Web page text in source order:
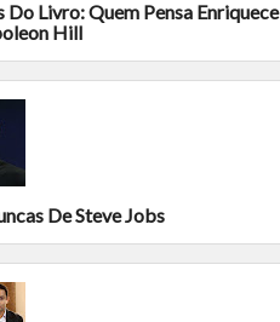
Do Livro: Quem Pensa Enriquece
Hill
De Steve Jobs